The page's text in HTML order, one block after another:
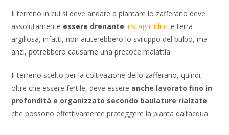
Il terreno in cui si deve andare a piantare lo zafferano deve
assolutamente essere drenante:ristagni idrici e terra
argillosa, infatti, non aiuterebbero lo sviluppo del bulbo, ma
anzi, potrebbero causarne una precoce malattia.
Il terreno scelto per la coltivazione dello zafferano, quindi,
oltre che essere fertile, deve essere anche lavorato fino in
profondità e organizzato secondo baulature rialzate
che possono effettivamente proteggere la pianta dall’acqua.